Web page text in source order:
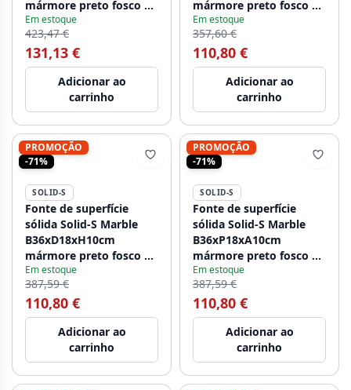
mármore preto fosco à
direita sem furo para
torneira 1208954635
Em estoque
423,47 €
131,13 €
Adicionar ao
carrinho
mármore preto fosco à
esquerda sem furo para
torneira 1208954636.
Em estoque
357,60 €
110,80 €
Adicionar ao
carrinho
PROMOÇÃO
-71%
SOLID-S
Fonte de superfície
sólida Solid-S Marble
B36xD18xH10cm
mármore preto fosco à
esquerda com furo para
torneira 1208954637
Em estoque
387,59 €
110,80 €
Adicionar ao
carrinho
PROMOÇÃO
-71%
SOLID-S
Fonte de superfície
sólida Solid-S Marble
B36xP18xA10cm
mármore preto fosco à
direita com furo para
torneira 1208954638
Em estoque
387,59 €
110,80 €
Adicionar ao
carrinho